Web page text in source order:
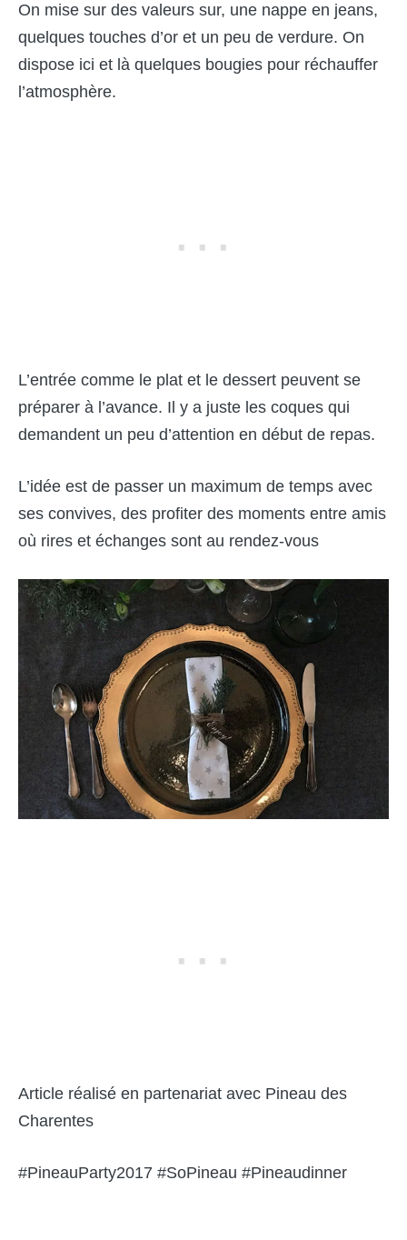
On mise sur des valeurs sur, une nappe en jeans,
quelques touches d’or et un peu de verdure. On
dispose ici et là quelques bougies pour réchauffer
l’atmosphère.
L’entrée comme le plat et le dessert peuvent se
préparer à l’avance. Il y a juste les coques qui
demandent un peu d’attention en début de repas.
L’idée est de passer un maximum de temps avec
ses convives, des profiter des moments entre amis
où rires et échanges sont au rendez-vous
Article réalisé en partenariat avec Pineau des
Charentes
#PineauParty2017 #SoPineau #Pineaudinner